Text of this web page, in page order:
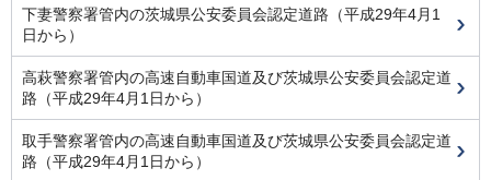
下妻警察署管内の茨城県公安委員会認定道路（平成29年4月1
日から）
高萩警察署管内の高速自動車国道及び茨城県公安委員会認定道
路（平成29年4月1日から）
取手警察署管内の高速自動車国道及び茨城県公安委員会認定道
路（平成29年4月1日から）